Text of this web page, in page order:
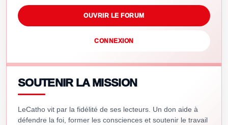
OUVRIR LE FORUM
CONNEXION
SOUTENIR LA MISSION
LeCatho vit par la fidélité de ses lecteurs. Un don aide à
défendre la foi, former les consciences et soutenir le travail